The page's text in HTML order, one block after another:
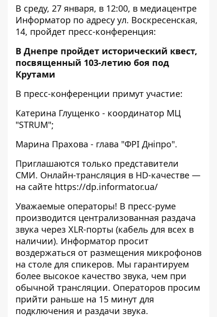
В среду, 27 января, в 12:00, в медиацентре
Информатор по адресу ул. Воскресенская,
14, пройдет пресс-конференция:
В Днепре пройдет исторический квест,
посвященный 103-летию боя под
Крутами
В пресс-конференции примут участие:
Катерина Глущенко - координатор МЦ
"STRUM";
Марина Прахова - глава "ФРІ Дніпро".
Приглашаются только представители
СМИ. Онлайн-трансляция в HD-качестве —
на сайте https://dp.informator.ua/
Уважаемые операторы! В пресс-руме
производится централизованная раздача
звука через XLR-порты (кабель для всех в
наличии). Информатор просит
воздержаться от размещения микрофонов
на столе для спикеров. Мы гарантируем
более высокое качество звука, чем при
обычной трансляции. Операторов просим
прийти раньше на 15 минут для
подключения и раздачи звука.